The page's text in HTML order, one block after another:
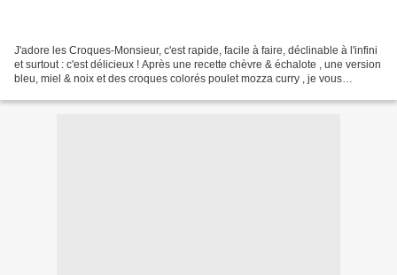
J'adore les Croques-Monsieur, c'est rapide, facile à faire, déclinable à l'infini
et surtout : c'est délicieux ! Après une recette chèvre & échalote , une version
bleu, miel & noix et des croques colorés poulet mozza curry , je vous